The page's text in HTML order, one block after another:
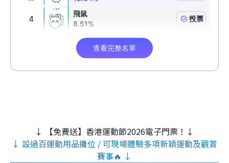
↓ 【免費送】香港運動節2026電子門票！↓
↓ 設過百運動用品攤位 / 可現場體驗多項新穎運動及觀賞
賽事🔥 ↓